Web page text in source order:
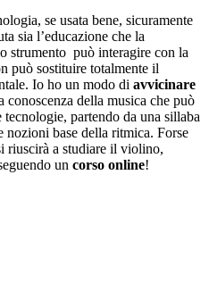
se usata bene, sicuramente
sia l’educazione che la
strumento può interagire con la
può sostituire totalmente il
Io ho un modo di avvicinare
conoscenza della musica che può
partendo da una sillaba
nozioni base della ritmica. Forse
riuscirà a studiare il violino,
un corso online!